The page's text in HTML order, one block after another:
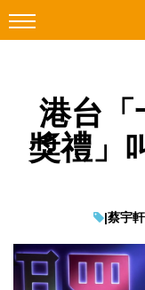
Facebook
科技焦點
教學評測
EduTech
港台「
獎禮」
|蔡宇軒